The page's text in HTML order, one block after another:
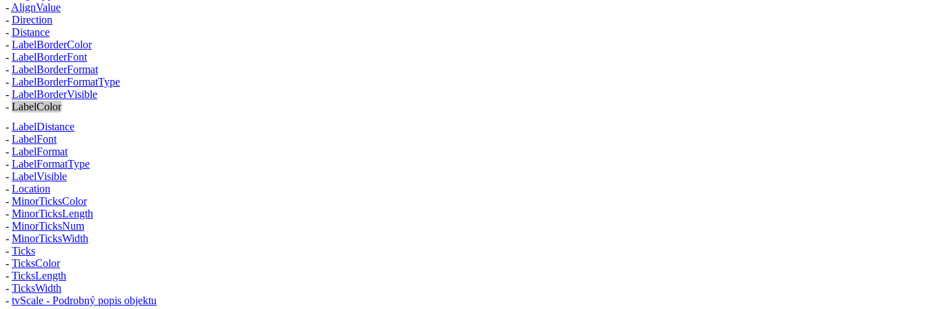
- AlignValue
- Direction
- Distance
- LabelBorderColor
- LabelBorderFont
- LabelBorderFormat
- LabelBorderFormatType
- LabelBorderVisible
- LabelColor
- LabelDistance
- LabelFont
- LabelFormat
- LabelFormatType
- LabelVisible
- Location
- MinorTicksColor
- MinorTicksLength
- MinorTicksNum
- MinorTicksWidth
- Ticks
- TicksColor
- TicksLength
- TicksWidth
- tvScale - Podrobný popis objektu